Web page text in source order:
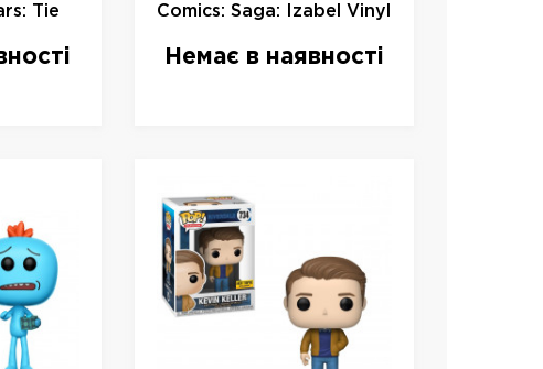
Tie
Comics: Saga: Izabel Vinyl
см
Немає в наявності